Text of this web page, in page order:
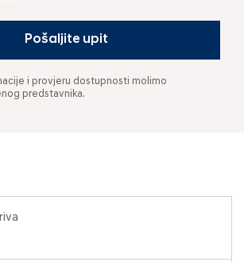
Pošaljite upit
i provjeru dostupnosti molimo
predstavnika.